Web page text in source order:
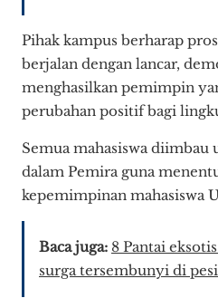
Pihak kampus berharap
berjalan dengan lancar,
menghasilkan pemimpin
perubahan positif bagi
Semua mahasiswa
dalam Pemira guna
kepemimpinan mahasiswa
Baca juga: 8 Pantai
surga tersembunyi di